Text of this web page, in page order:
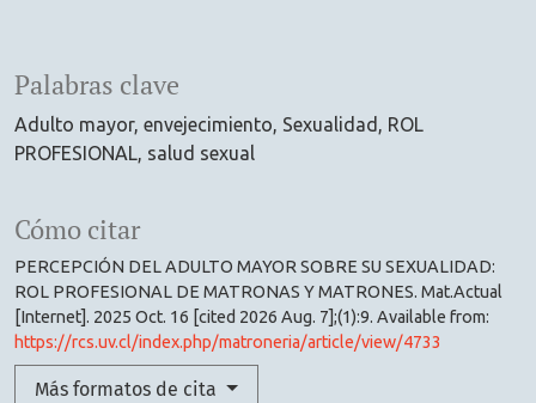
Palabras clave
Adulto mayor envejecimiento Sexualidad
ROL
PROFESIONAL salud sexual
Cómo citar
PERCEPCIÓN DEL ADULTO MAYOR SOBRE SU SEXUALIDAD:
ROL PROFESIONAL DE MATRONAS Y MATRONES. Mat.Actual
[Internet]. 2025 Oct. 16 [cited 2026 Aug. 7];(1):9. Available from:
https://rcs.uv.cl/index.php/matroneria/article/view/4733
Más formatos de cita